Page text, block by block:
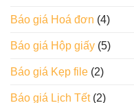
Báo giá Hoá đơn (4)
Báo giá Hộp giấy (5)
Báo giá Kẹp file (2)
Báo giá Lịch Tết(2)